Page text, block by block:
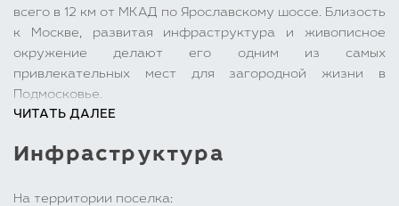
всего в 12 км от МКАД по Ярославскому шоссе. Близость
к Москве, развитая инфраструктура и живописное
окружение делают его одним из самых
привлекательных мест для загородной жизни в
Подмосковье.
близость ко всем необходимым объектам социальной
Клязьма МРиК ФМБА, школы, детские сады, почта,
ЧИТАТЬ ДАЛЕЕ
Инфраструктура
На территории поселка: